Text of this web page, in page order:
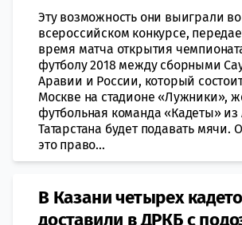
Эту возможность они выиграли во
всероссийском конкурсе,
время матча открытия
футболу 2018 между сборными
Аравии и России, который
Москве на стадионе «Лужники»,
футбольная команда «Кадеты» из
Татарстана будет подавать мячи.
это право...
В Казани четырех
доставили в ДРКБ с